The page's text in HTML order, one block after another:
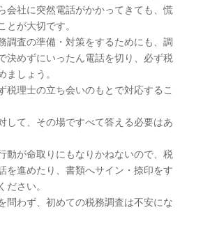
会社に突然電話がかかってきても、慌
とが大切です。
調査の準備・対策をするためにも、調
決めずにいったん電話を切り、必ず税
ましょう。
税理士の立ち会いのもとで対応するこ
して、その場ですべて答える必要はあ
動が命取りにもなりかねないので、税
を進めたり、書類へサイン・捺印をす
ださい。
問わず、初めての税務調査は不安にな